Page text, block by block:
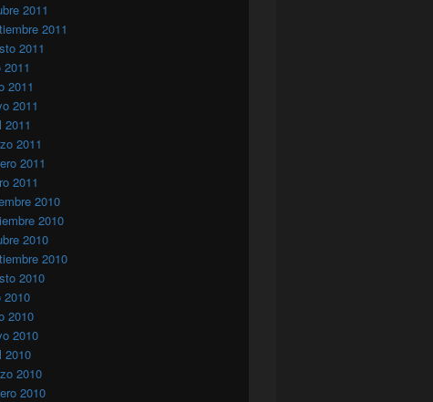
Occidental?
2011
2011
2011
2011
2011
2011
2011
2011
2011
2011
2010
2010
2010
2010
2010
2010
2010
2010
2010
2010
2010